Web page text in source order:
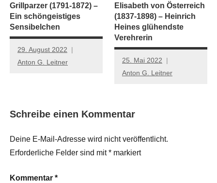
Grillparzer (1791-1872) –
Ein schöngeistiges
Sensibelchen
29. August 2022
Anton G. Leitner
Elisabeth von Österreich
(1837-1898) – Heinrich
Heines glühendste
Verehrerin
25. Mai 2022
Anton G. Leitner
Schreibe einen Kommentar
Deine E-Mail-Adresse wird nicht veröffentlicht.
Erforderliche Felder sind mit* markiert
Kommentar *